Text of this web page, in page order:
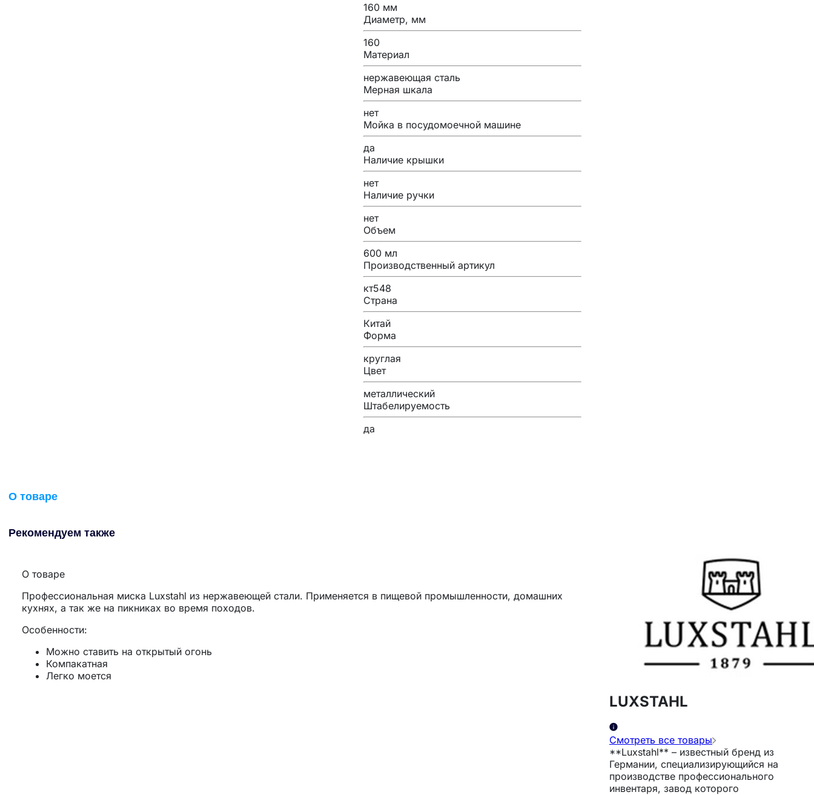
160 мм
Диаметр, мм
160
Материал
нержавеющая сталь
Мерная шкала
нет
Мойка в посудомоечной машине
да
Наличие крышки
нет
Наличие ручки
нет
Объем
600 мл
Производственный артикул
кт548
Страна
Китай
Форма
круглая
Цвет
металлический
Штабелируемость
да
О товаре
Рекомендуем также
О товаре
Профессиональная миска Luxstahl из нержавеющей стали. Применяется в пищевой промышленности, домашних
кухнях, а так же на пикниках во время походов.
Особенности:
Можно ставить на открытый огонь
Компакатная
Легко моется
LUXSTAHL
Смотреть все товары
**Luxstahl** – известный бренд из
Германии, специализирующийся на
производстве профессионального
инвентаря, завод которого